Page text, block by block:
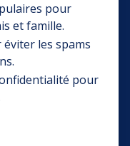
pour
et famille.
les spams
pour